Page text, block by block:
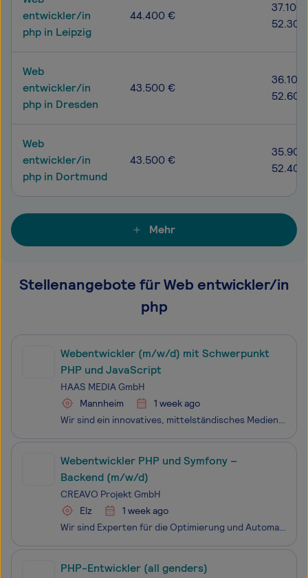
entwickler/in
php in Leipzig
44.400 €
Web
entwickler/in
php in Dresden
43.500 €
Web
entwickler/in
php in Dortmund
43.500 €
Mehr
Stellenangebote für Web entwickler/in
php
Webentwickler (m/w/d) mit Schwerpunkt
PHP und JavaScript
HAAS MEDIA GmbH
Mannheim
1 week ago
Wir sind ein innovatives, mittelständisches Medienhaus mit Hauptsitz in Mannheim. Unser Team besteht aus rund 600 Mitarbeitenden und ist an mehreren Unternehmensstandorten in der Metropolregion Rhein-Neckar tätig. Das breite Medienportfolio besteht aus Tageszeitungen, Digitalaktivitäten, Dienstleist
Webentwickler PHP und Symfony –
Backend (m/w/d)
CREAVO Projekt GmbH
Elz
1 week ago
Wir sind Experten für die Optimierung und Automatisierung von Unternehmensprozessen. Unser Ziel ist es, bestehende Abläufe zu analysieren, zu vereinfachen und durch individuelle Anwendungen neu zu gestalten. Dabei ist es uns wichtig, auch komplexe Prozesse so einfach und transparent wie möglich zu m
PHP-Entwickler (all genders)